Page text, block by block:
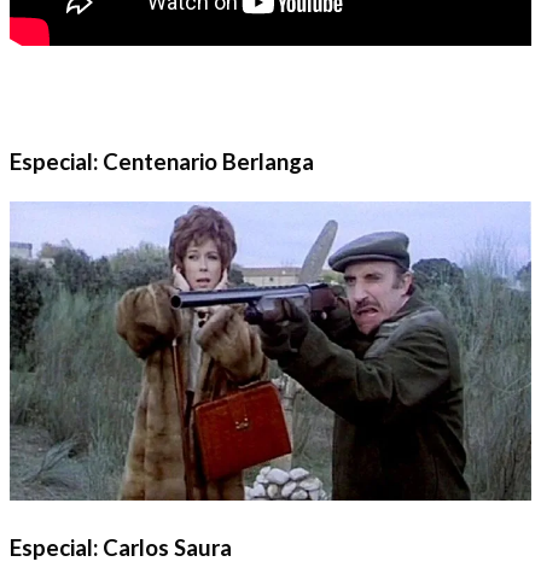
Especial: Centenario Berlanga
Especial: Carlos Saura